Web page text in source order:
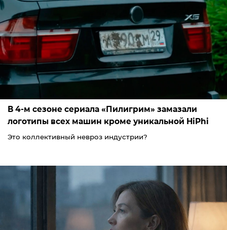
В 4-м сезоне сериала «Пилигрим» замазали
логотипы всех машин кроме уникальной HiPhi
Это коллективный невроз индустрии?